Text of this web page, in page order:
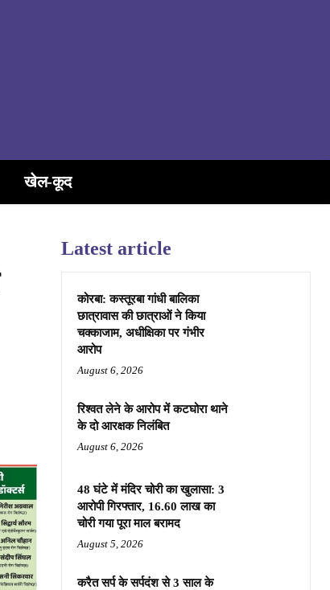
खेल-कूद
Latest article
कोरबा: कस्तूरबा गांधी बालिका
छात्रावास की छात्राओं ने किया
चक्काजाम, अधीक्षिका पर गंभीर
आरोप
August 6, 2026
रिश्वत लेने के आरोप में कटघोरा थाने
के दो आरक्षक निलंबित
August 6, 2026
48 घंटे में मंदिर चोरी का खुलासा: 3
आरोपी गिरफ्तार, 16.60 लाख का
चोरी गया पूरा माल बरामद
August 5, 2026
करैत सर्प के सर्पदंश से 3 साल के